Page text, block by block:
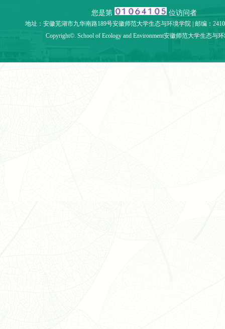
您是第 位访问者
地址：安徽芜湖市九华南路189号安徽师范大学生态与环境学院 | 邮编：
Copyright©. School of Ecology and Environment安徽师范大学生态与